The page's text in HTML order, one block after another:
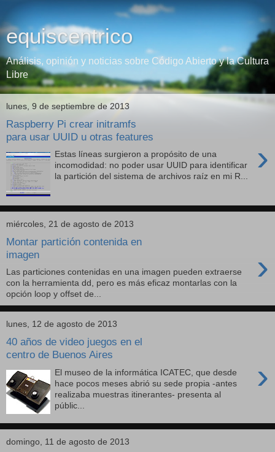
equiscentrico
Análisis, opinión y noticias sobre Código Abierto y la Cultura
Libre
lunes, 9 de septiembre de 2013
Raspberry Pi crear initramfs
para usar UUID u otras features
›
Estas líneas surgieron a propósito de una
incomodidad: no poder usar UUID para identificar
la partición del sistema de archivos raíz en mi R...
miércoles, 21 de agosto de 2013
Montar partición contenida en
imagen
›
Las particiones contenidas en una imagen pueden extraerse
con la herramienta dd, pero es más eficaz montarlas con la
opción loop y offset de...
lunes, 12 de agosto de 2013
40 años de video juegos en el
centro de Buenos Aires
›
El museo de la informática ICATEC, que desde
hace pocos meses abrió su sede propia -antes
realizaba muestras itinerantes- presenta al
públic...
domingo, 11 de agosto de 2013